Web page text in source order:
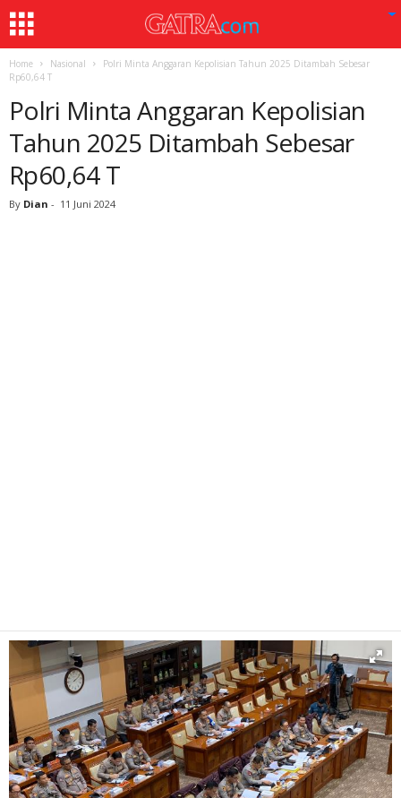
Home Nasional
Polri Minta Anggaran Kepolisian Tahun 2025 Ditambah Sebesar
Rp60,64 T
Polri Minta Anggaran Kepolisian
Tahun 2025 Ditambah Sebesar
Rp60,64 T
By Dian - 11 Juni 2024